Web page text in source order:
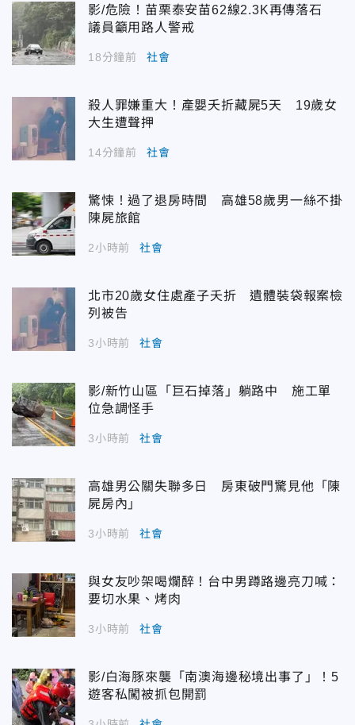
影/危險！苗栗泰安苗62線2.3K再傳落石
議員籲用路人警戒
18分鐘前 社會
殺人罪嫌重大！產嬰夭折藏屍5天 19歲女
大生遭聲押
14分鐘前 社會
驚悚！過了退房時間 高雄58歲男一絲不掛
陳屍旅館
2小時前 社會
北市20歲女住處產子夭折 遺體裝袋報案檢
列被告
3小時前 社會
影/新竹山區「巨石掉落」躺路中 施工單
位急調怪手
3小時前 社會
高雄男公關失聯多日 房東破門驚見他「陳
屍房內」
3小時前 社會
與女友吵架喝爛醉！台中男蹲路邊亮刀喊：
要切水果、烤肉
3小時前 社會
影/白海豚來襲「南澳海邊秘境出事了」！5
遊客私闖被抓包開罰